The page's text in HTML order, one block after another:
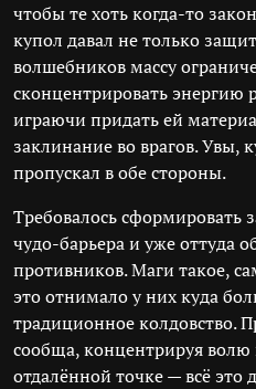
чтобы те хоть когда-то
купол давал не только
волшебников массу
сконцентрировать энергию
играючи придать ей
заклинание во врагов. Увы,
пропускал в обе стороны.
Требовалось сформировать
чудо-барьера и уже оттуда
противников. Маги такое,
это отнимало у них куда
традиционное колдовство.
сообща, концентрируя
отдалённой точке — всё